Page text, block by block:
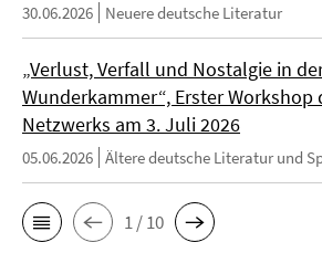
30.06.2026 Neuere deutsche Literatur
„Verlust, Verfall und Nostalgie in
Wunderkammer“, Erster Workshop
Netzwerks am 3. Juli 2026
05.06.2026 Ältere deutsche Literatur und
1 / 10